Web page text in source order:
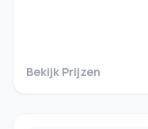
Bekijk Prijzen